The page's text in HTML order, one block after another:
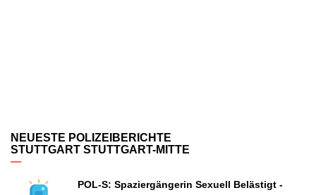
NEUESTE POLIZEIBERICHTE
STUTTGART STUTTGART-MITTE
POL-S: Spaziergängerin Sexuell Belästigt -